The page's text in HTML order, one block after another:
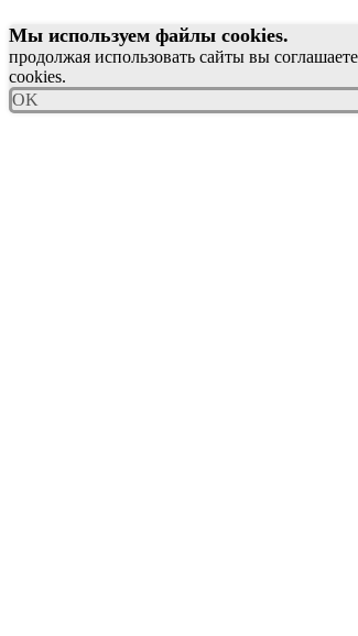
Мы используем файлы cookies.
продолжая использовать сайты вы
cookies.
OK